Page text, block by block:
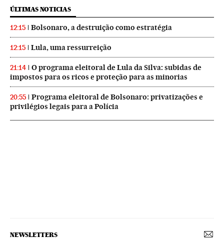
ÚLTIMAS NOTICIAS
12:15 Bolsonaro, a destruição como estratégia
12:15 Lula, uma ressurreição
21:14
O programa eleitoral de Lula da Silva: subidas de
impostos para os ricos e proteção para as minorias
20:55
Programa eleitoral de Bolsonaro: privatizações e
privilégios legais para a Polícia
NEWSLETTERS